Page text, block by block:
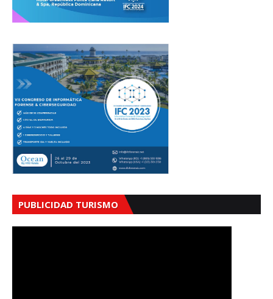
PUBLICIDAD TURISMO